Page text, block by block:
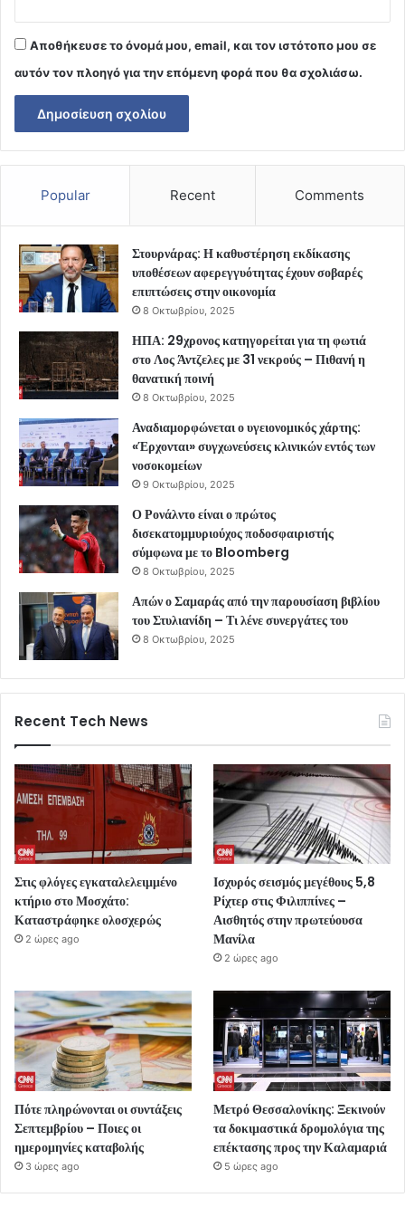
Αποθήκευσε το όνομά μου, email, και τον ιστότοπο μου σε
αυτόν τον πλοηγό για την επόμενη φορά που θα σχολιάσω.
Popular Recent Comments
Στουρνάρας: Η καθυστέρηση εκδίκασης
υποθέσεων αφερεγγυότητας έχουν σοβαρές
επιπτώσεις στην οικονομία
8 Οκτωβρίου, 2025
ΗΠΑ: 29χρονος κατηγορείται για τη φωτιά
στο Λος Άντζελες με 31 νεκρούς – Πιθανή η
θανατική ποινή
8 Οκτωβρίου, 2025
Αναδιαμορφώνεται ο υγειονομικός χάρτης:
«Έρχονται» συγχωνεύσεις κλινικών εντός των
νοσοκομείων
9 Οκτωβρίου, 2025
Ο Ρονάλντο είναι ο πρώτος
δισεκατομμυριούχος ποδοσφαιριστής
σύμφωνα με το Bloomberg
8 Οκτωβρίου, 2025
Απών ο Σαμαράς από την παρουσίαση βιβλίου
του Στυλιανίδη – Τι λένε συνεργάτες του
8 Οκτωβρίου, 2025
Recent Tech News
Στις φλόγες εγκαταλελειμμένο
κτήριο στο Μοσχάτο:
Καταστράφηκε ολοσχερώς
2 ώρες ago
Ισχυρός σεισμός μεγέθους 5,8
Ρίχτερ στις Φιλιππίνες –
Αισθητός στην πρωτεύουσα
Μανίλα
2 ώρες ago
Πότε πληρώνονται οι συντάξεις
Σεπτεμβρίου – Ποιες οι
ημερομηνίες καταβολής
3 ώρες ago
Μετρό Θεσσαλονίκης: Ξεκινούν
τα δοκιμαστικά δρομολόγια της
επέκτασης προς την Καλαμαριά
5 ώρες ago